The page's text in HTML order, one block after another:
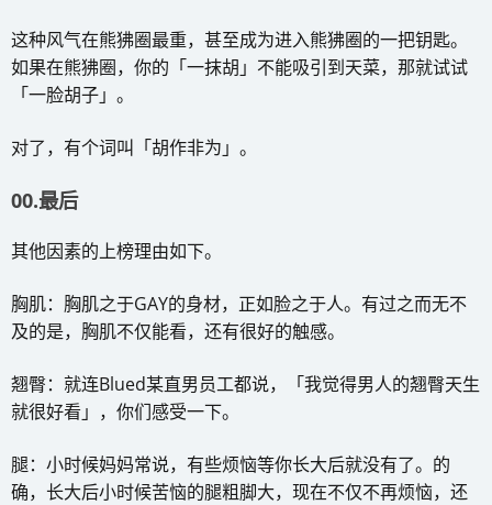
这种风气在熊狒圈最重，甚至成为进入熊狒圈的一把钥匙。
如果在熊狒圈，你的「一抹胡」不能吸引到天菜，那就试试
「一脸胡子」。
对了，有个词叫「胡作非为」。
00.最后
其他因素的上榜理由如下。
胸肌：胸肌之于GAY的身材，正如脸之于人。有过之而无不
及的是，胸肌不仅能看，还有很好的触感。
翘臀：就连Blued某直男员工都说，「我觉得男人的翘臀天生
就很好看」，你们感受一下。
腿：小时候妈妈常说，有些烦恼等你长大后就没有了。的
确，长大后小时候苦恼的腿粗脚大，现在不仅不再烦恼，还